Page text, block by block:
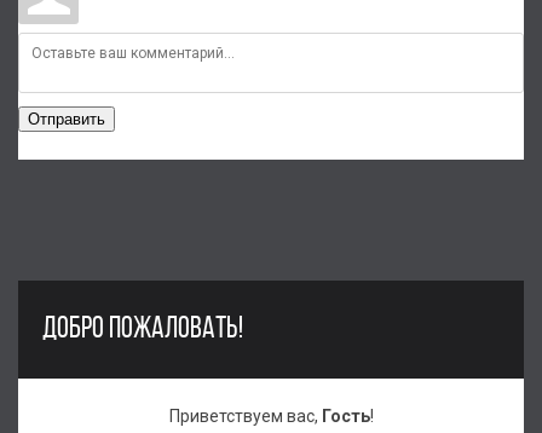
Отправить
ДОБРО ПОЖАЛОВАТЬ!
Приветствуем вас, Гость!